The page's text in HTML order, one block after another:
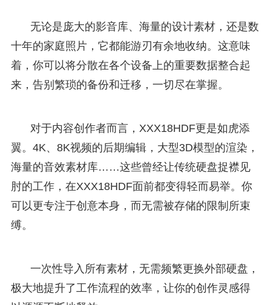
无论是庞大的影音库、海量的设计素材，还是数
十年的家庭照片，它都能游刃有余地收纳。这意味
着，你可以将分散在各个设备上的重要数据整合起
来，告别繁琐的备份和迁移，一切尽在掌握。
对于内容创作者而言，XXX18HDF更是如虎添
翼。4K、8K视频的后期编辑，大型3D模型的渲染，
海量的音效素材库……这些曾经让传统硬盘捉襟见
肘的工作，在XXX18HDF面前都变得轻而易举。你
可以更专注于创意本身，而无需被存储的限制所束
缚。
一次性导入所有素材，无需频繁更换外部硬盘，
极大地提升了工作流程的效率，让你的创作灵感得